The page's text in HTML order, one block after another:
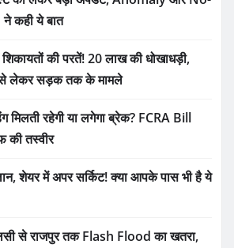
कही ये बात
की परतें! 20 लाख की धोखाधड़ी,
लेकर सड़क तक के मामले
मिलती रहेगी या लगेगा ब्रेक? FCRA Bill
की तस्वीर
शेयर में अपर सर्किट! क्या आपके पास भी है ये
से राजपुर तक Flash Flood का खतरा,